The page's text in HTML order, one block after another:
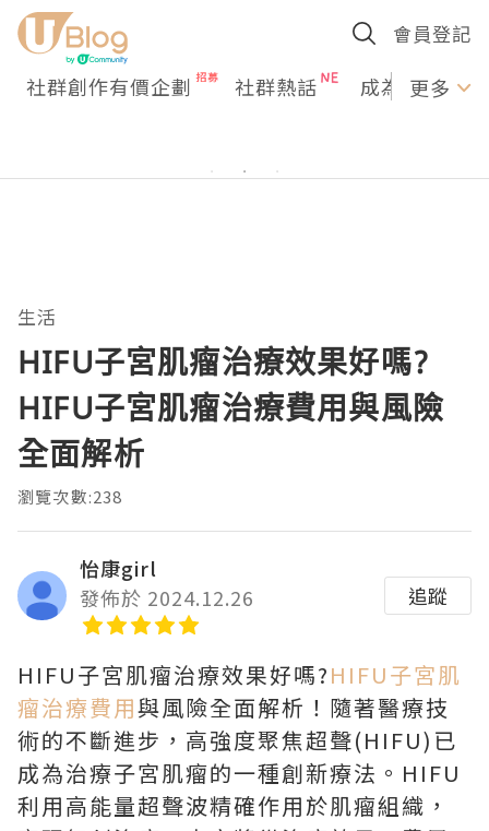
會員登記
社群創作有價企劃 社群熱話 成為U更多
生活
HIFU子宮肌瘤治療效果好嗎?
HIFU子宮肌瘤治療費用與風險
全面解析
瀏覽次數:238
怡康girl
發佈於 2024.12.26
追蹤
HIFU子宮肌瘤治療效果好嗎?HIFU子宮肌
瘤治療費用與風險全面解析！隨著醫療技
術的不斷進步，高強度聚焦超聲(HIFU)已
成為治療子宮肌瘤的一種創新療法。HIFU
利用高能量超聲波精確作用於肌瘤組織，